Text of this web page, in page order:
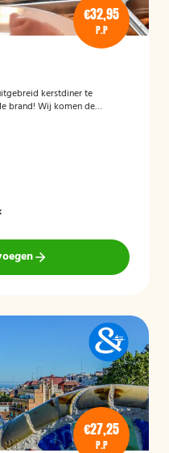
€32,95
P.P
kerstdiner te
brand! Wij komen de
komen wij op 26
€27,25
P.P